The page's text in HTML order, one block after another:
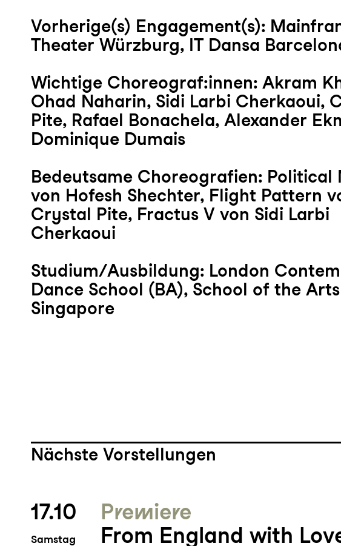
Vorherige(s) Engagement(s):
Theater Würzburg, IT Dansa
Wichtige Choreograf:innen: Akram
Ohad Naharin, Sidi Larbi Cherkaoui,
Pite, Rafael Bonachela, Alexander
Dominique Dumais
Bedeutsame Choreografien: Political
von Hofesh Shechter, Flight Pattern
Crystal Pite, Fractus V von Sidi Larbi
Cherkaoui
Studium/Ausbildung: London
Dance School (BA), School of the Arts
Singapore
Nächste Vorstellungen
17.10
Samstag
Premiere
From England with